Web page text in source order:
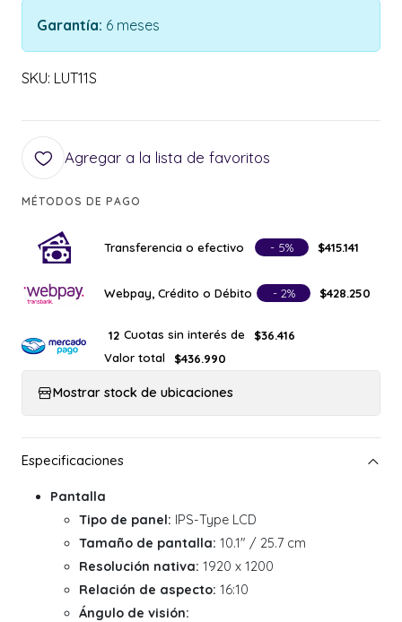
Garantía: 6 meses
SKU: LUT11S
Agregar a la lista de favoritos
MÉTODOS DE PAGO
Transferencia o efectivo - 5% $415.141
Webpay, Crédito o Débito - 2% $428.250
12 Cuotas sin interés de
$36.416
Valor total
$436.990
Mostrar stock de ubicaciones
Pantalla
Tipo de panel: IPS-Type LCD
Tamaño de pantalla: 10.1" / 25.7 cm
Resolución nativa: 1920 x 1200
Relación de aspecto: 16:10
Ángulo de visión: